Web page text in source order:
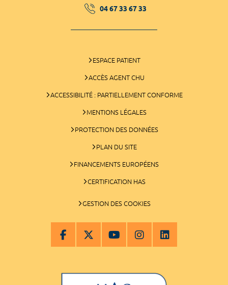
04 67 33 67 33
ESPACE PATIENT
ACCÈS AGENT CHU
ACCESSIBILITÉ : PARTIELLEMENT CONFORME
MENTIONS LÉGALES
PROTECTION DES DONNÉES
PLAN DU SITE
FINANCEMENTS EUROPÉENS
CERTIFICATION HAS
GESTION DES COOKIES